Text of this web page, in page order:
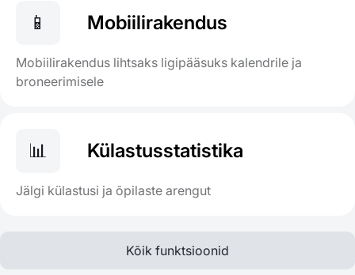
📱 Mobiilirakendus
Mobiilirakendus lihtsaks ligipääsuks kalendrile ja
broneerimisele
📊 Külastusstatistika
Jälgi külastusi ja õpilaste arengut
Kõik funktsioonid